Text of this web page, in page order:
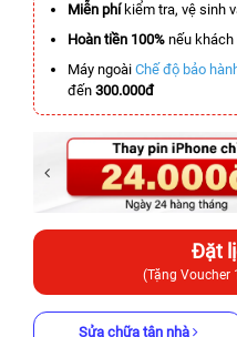
Miễn phíkiểm tra, vệ sinh
Hoàn tiền 100% nếu khách
Máy ngoài Chế độ bảo
đến 300.000đ
Đặt
(Tặng Voucher
Sửa chữa tận nhà